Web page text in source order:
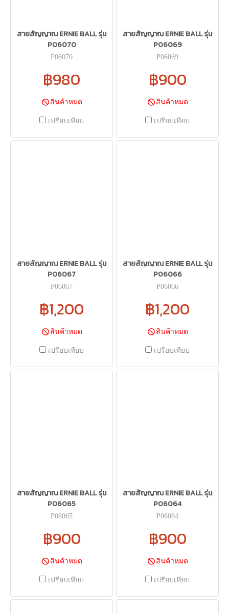
สายสัญญาณ ERNIE BALL รุ่น
P06070
P06070
฿980
สินค้าหมด
เปรียบเทียบ
สายสัญญาณ ERNIE BALL รุ่น
P06069
P06069
฿900
สินค้าหมด
เปรียบเทียบ
สายสัญญาณ ERNIE BALL รุ่น
P06067
P06067
฿1,200
สินค้าหมด
เปรียบเทียบ
สายสัญญาณ ERNIE BALL รุ่น
P06066
P06066
฿1,200
สินค้าหมด
เปรียบเทียบ
สายสัญญาณ ERNIE BALL รุ่น
P06065
P06065
฿900
สินค้าหมด
เปรียบเทียบ
สายสัญญาณ ERNIE BALL รุ่น
P06064
P06064
฿900
สินค้าหมด
เปรียบเทียบ